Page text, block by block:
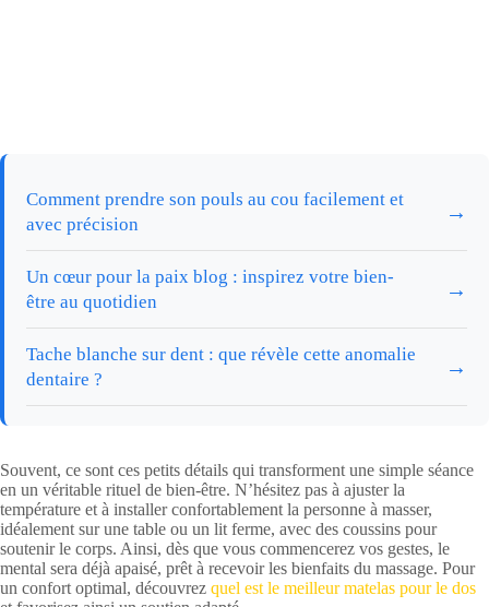
Comment prendre son pouls au cou facilement et
avec précision
→
Un cœur pour la paix blog : inspirez votre bien-
être au quotidien
→
Tache blanche sur dent : que révèle cette anomalie
dentaire ?
→
Souvent, ce sont ces petits détails qui transforment une simple séance
en un véritable rituel de bien-être. N’hésitez pas à ajuster la
température et à installer confortablement la personne à masser,
idéalement sur une table ou un lit ferme, avec des coussins pour
soutenir le corps. Ainsi, dès que vous commencerez vos gestes, le
mental sera déjà apaisé, prêt à recevoir les bienfaits du massage. Pour
un confort optimal, découvrez quel est le meilleur matelas pour le dos